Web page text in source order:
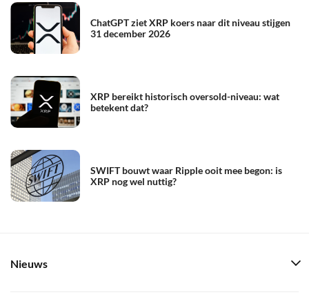
ChatGPT ziet XRP koers naar dit niveau stijgen
31 december 2026
XRP bereikt historisch oversold-niveau: wat
betekent dat?
SWIFT bouwt waar Ripple ooit mee begon: is
XRP nog wel nuttig?
Nieuws